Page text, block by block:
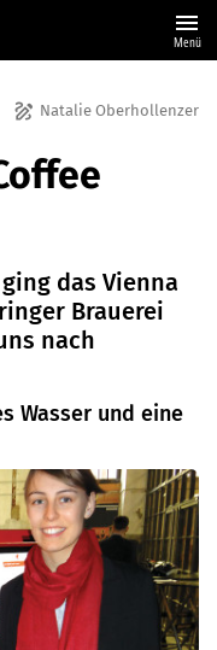
menu
Menü
draw Natalie Oberhollenzer
das Vienna
Brauerei
nach
Wasser und eine